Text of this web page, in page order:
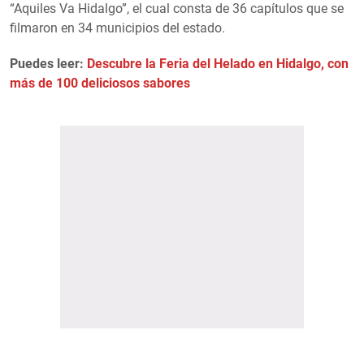
“Aquiles Va Hidalgo”, el cual consta de 36 capítulos que se
filmaron en 34 municipios del estado.
Puedes leer: Descubre la Feria del Helado en Hidalgo, con
más de 100 deliciosos sabores